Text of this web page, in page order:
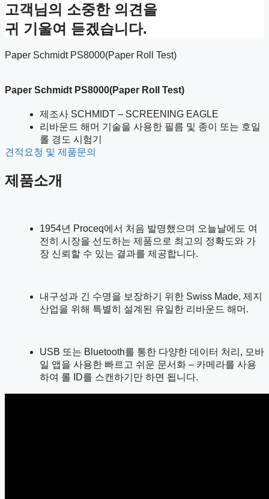
고객님의 소중한 의견을
귀 기울여 듣겠습니다.
Paper Schmidt PS8000(Paper Roll Test)
Paper Schmidt PS8000(Paper Roll Test)
제조사 SCHMIDT – SCREENING EAGLE
리바운드 해머 기술을 사용한 필름 및 종이 또는 호일
롤 경도 시험기
견적요청 및 제품문의
제품소개
1954년 Proceq에서 처음 발명했으며 오늘날에도 여
전히 시장을 선도하는 제품으로 최고의 정확도와 가
장 신뢰할 수 있는 결과를 제공합니다.
내구성과 긴 수명을 보장하기 위한 Swiss Made, 제지
산업을 위해 특별히 설계된 유일한 리바운드 해머.
USB 또는 Bluetooth를 통한 다양한 데이터 처리, 모바
일 앱을 사용한 빠르고 쉬운 문서화 – 카메라를 사용
하여 롤 ID를 스캔하기만 하면 됩니다.